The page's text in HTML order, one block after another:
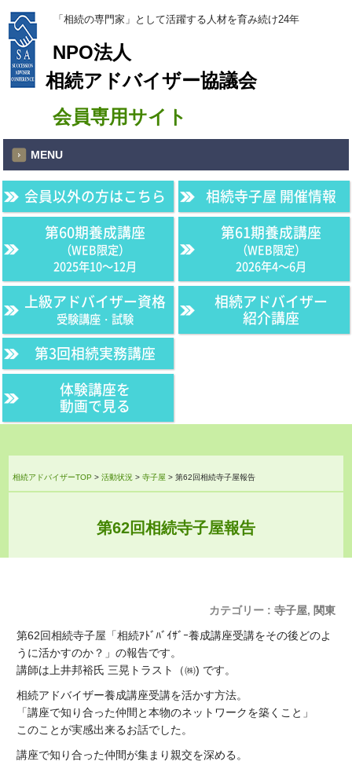
「相続の専門家」として活躍する人材を育み続け24年
NPO法人
相続アドバイザー協議会
会員専用サイト
MENU
会員以外の方はこちら
相続寺子屋 開催情報
第60期養成講座
（WEB限定）
2025年10〜12月
第61期養成講座
（WEB限定）
2026年4〜6月
上級アドバイザー資格
受験講座・試験
第3回相続実務講座
相続アドバイザー
紹介講座
体験講座を
動画で見る
相続アドバイザーTOP >活動状況 >寺子屋 >第62回相続寺子屋報告
第62回相続寺子屋報告
カテゴリー : 寺子屋, 関東
第62回相続寺子屋「相続ｱﾄﾞﾊﾞｲｻﾞｰ養成講座受講をその後どのよ
うに活かすのか？」の報告です。
講師は上井邦裕氏 三晃トラスト（㈱) です。
相続アドバイザー養成講座受講を活かす方法。
「講座で知り合った仲間と本物のネットワークを築くこと」
このことが実感出来るお話でした。
講座で知り合った仲間が集まり親交を深める。